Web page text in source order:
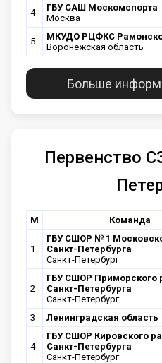
4
ГБУ САШ Москомспорта
Москва
5
МКУДО РЦФКС
Воронежская область
Больше
Первенство
М Команда
1
ГБУ СШОР № 1
Санкт-Петербурга
Санкт-Петербург
2
ГБУ СШОР Приморского
Санкт-Петербурга
Санкт-Петербург
3 Ленинградская область
4
ГБУ СШОР Кировского
Санкт-Петербурга
Санкт-Петербург